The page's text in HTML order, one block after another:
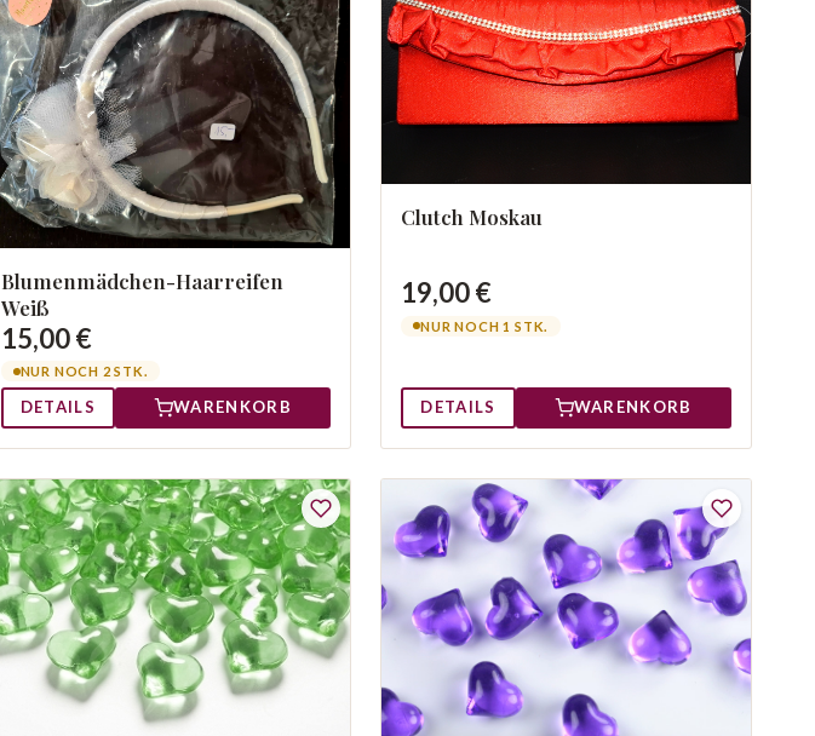
Blumenmädchen-Haarreifen
Weiß
15,00 €
NUR NOCH 2 STK.
DETAILS WARENKORB
Clutch Moskau
19,00 €
NUR NOCH 1 STK.
DETAILS WARENKORB